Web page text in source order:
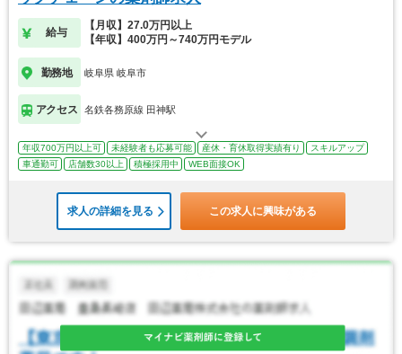
給与
【月収】27.0万円以上
【年収】400万円～740万円モデル
勤務地 岐阜県 岐阜市
アクセス 名鉄各務原線 田神駅
年収700万円以上可 未経験者も応募可能 産休・育休取得実績有り
スキルアップ
車通勤可
店舗数30以上 積極採用中 WEB面接OK
求人の詳細を見る この求人に興味がある